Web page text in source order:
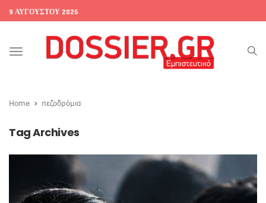
9 ΑΥΓΟΎΣΤΟΥ 2026
Toggle
Home πεζοδρόμια
Tag Archives